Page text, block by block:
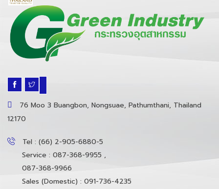
76 Moo 3 Buangbon, Nongsuae, Pathumthani, Thailand
12170
Tel : (66) 2-905-6880-5
Service : 087-368-9955 ,
087-368-9966
Sales (Domestic) : 091-736-4235